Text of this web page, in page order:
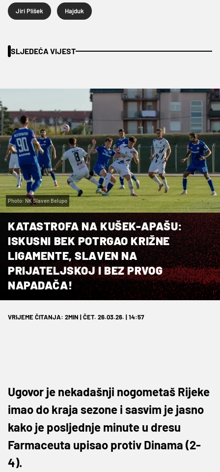
Jiri Plišek Hajduk
SLJEDEĆA VIJEST
Photo: NK Slaven Belupo
KATASTROFA NA KUŠEK-APAŠU:
ISKUSNI BEK POTRGAO KRIŽNE
LIGAMENTE, SLAVEN NA
PRIJATELJSKOJ I BEZ PRVOG
NAPADAČA!
VRIJEME ČITANJA: 2MIN | ČET. 26.03.26. | 14:57
Ugovor je nekadašnji nogometaš Rijeke
imao do kraja sezone i sasvim je jasno
kako je posljednje minute u dresu
Farmaceuta upisao protiv Dinama (2-
4).